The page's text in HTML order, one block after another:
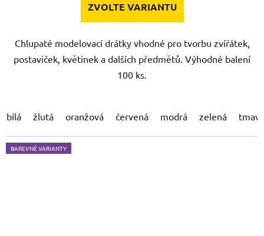
ZVOLTE VARIANTU
Chlupaté modelovací drátky vhodné pro tvorbu zvířátek,
postaviček, květinek a dalších předmětů. Výhodné balení
100 ks.
bílá žlutá oranžová červená modrá zelená
BAREVNÉ VARIANTY